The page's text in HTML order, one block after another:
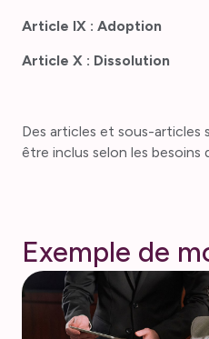
Article IX : Adoption
Article X : Dissolution
Des articles et sous-articles
être inclus selon les besoins
Exemple de m